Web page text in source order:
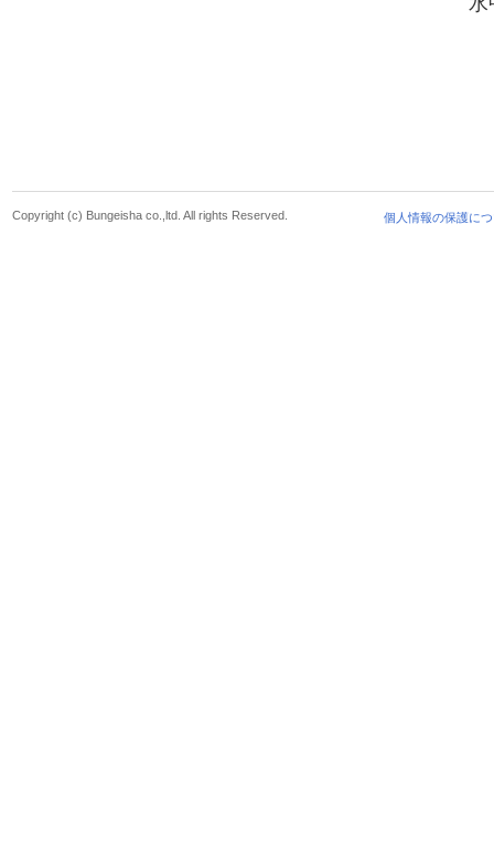
個人情報の保護に
Copyright (c) Bungeisha co.,ltd. All rights Reserved.